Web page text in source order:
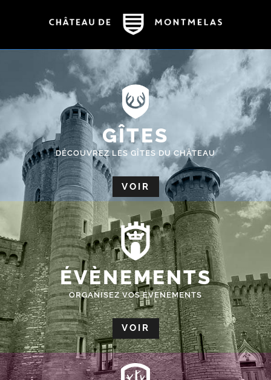
GÎTES
DÉCOUVREZ LES GÎTES DU CHÂTEAU
VOIR
ÉVÈNEMENTS
ORGANISEZ VOS EVENEMENTS
VOIR